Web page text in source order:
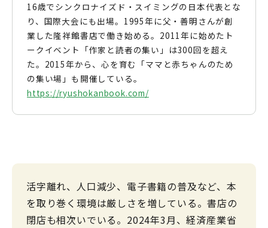
16歳でシンクロナイズド・スイミングの日本代表とな
り、国際大会にも出場。1995年に父・善明さんが創
業した隆祥館書店で働き始める。2011年に始めたト
ークイベント「作家と読者の集い」は300回を超え
た。2015年から、心を育む「ママと赤ちゃんのため
の集い場」も開催している。
https://ryushokanbook.com/
活字離れ、人口減少、電子書籍の普及など、本
を取り巻く環境は厳しさを増している。書店の
閉店も相次いでいる。2024年3月、経済産業省